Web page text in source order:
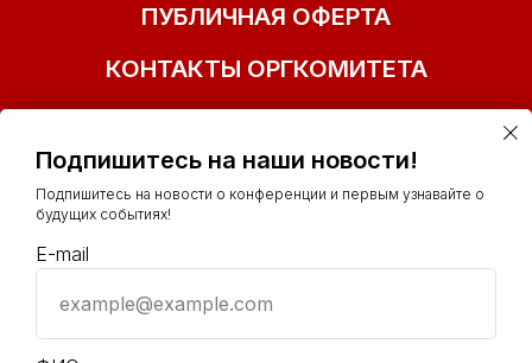
Подпишитесь на наши новости!
Подпишитесь на новости о конференции и первым узнавайте о
будущих событиях!
E-mail
example@example.com
ПУБЛИЧНАЯ ОФЕРТА
КОНТАКТЫ ОРГКОМИТЕТА
+7(977)153-41-32
info@ polit-smm.ru